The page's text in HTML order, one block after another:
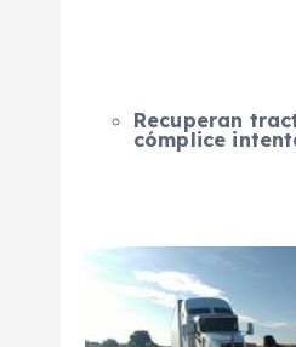
Recuperan
cómplice